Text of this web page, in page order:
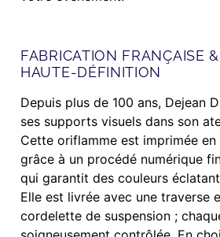
FABRICATION FRANÇAISE
HAUTE-DÉFINITION
Depuis plus de 100 ans, Dejean
ses supports visuels dans son
Cette oriflamme est imprimée
grâce à un procédé numérique
qui garantit des couleurs
Elle est livrée avec une traverse
cordelette de suspension ;